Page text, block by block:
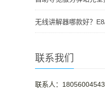
联系我们
联系人：18056004543